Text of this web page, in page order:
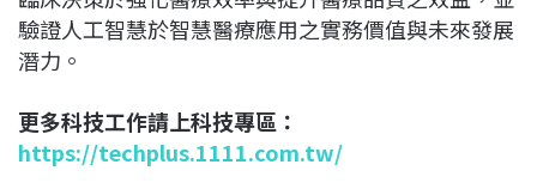
驗證人工智慧於智慧醫療應用之實務價值與未來發展
潛力。
更多科技工作請上科技專區：
https://techplus.1111.com.tw/